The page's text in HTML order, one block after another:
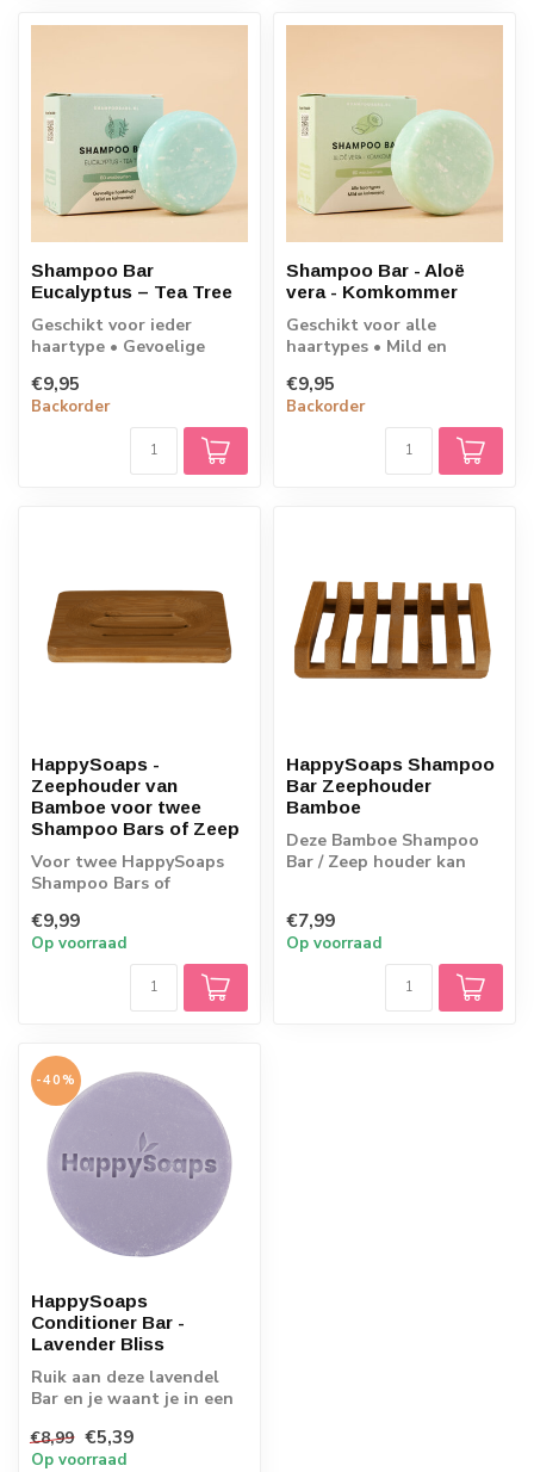
Shampoo Bar
Eucalyptus – Tea Tree
Geschikt voor ieder
haartype • Gevoelige
wasbeurten • 60 gram
€9,95
Backorder
Shampoo Bar - Aloë
vera - Komkommer
Geschikt voor alle
haartypes • Mild en
wasbeurten • 60 gram
€9,95
Backorder
HappySoaps -
Zeephouder van
Bamboe voor twee
Shampoo Bars of Zeep
Voor twee HappySoaps
Shampoo Bars of
Bar.
€9,99
Op voorraad
HappySoaps Shampoo
Bar Zeephouder
Bamboe
Deze Bamboe Shampoo
Bar / Zeep houder kan
€7,99
Op voorraad
-40%
HappySoaps
Conditioner Bar -
Lavender Bliss
Ruik aan deze lavendel
Bar en je waant je in een
Frankrijk...
€8,99 €5,39
Op voorraad